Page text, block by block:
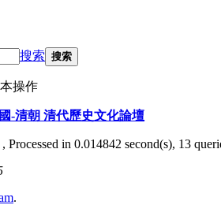
搜索 搜索
操作
-清朝 清代歷史文化論壇
, Processed in 0.014842 second(s), 13
.